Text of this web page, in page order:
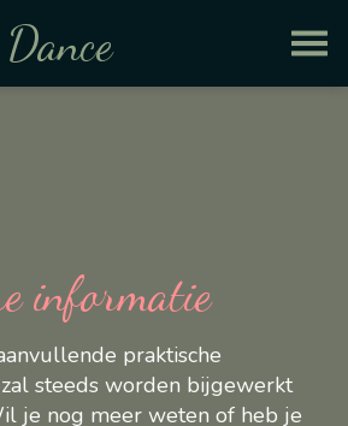
informatie
praktische
steeds worden bijgewerkt
je nog meer weten of heb je